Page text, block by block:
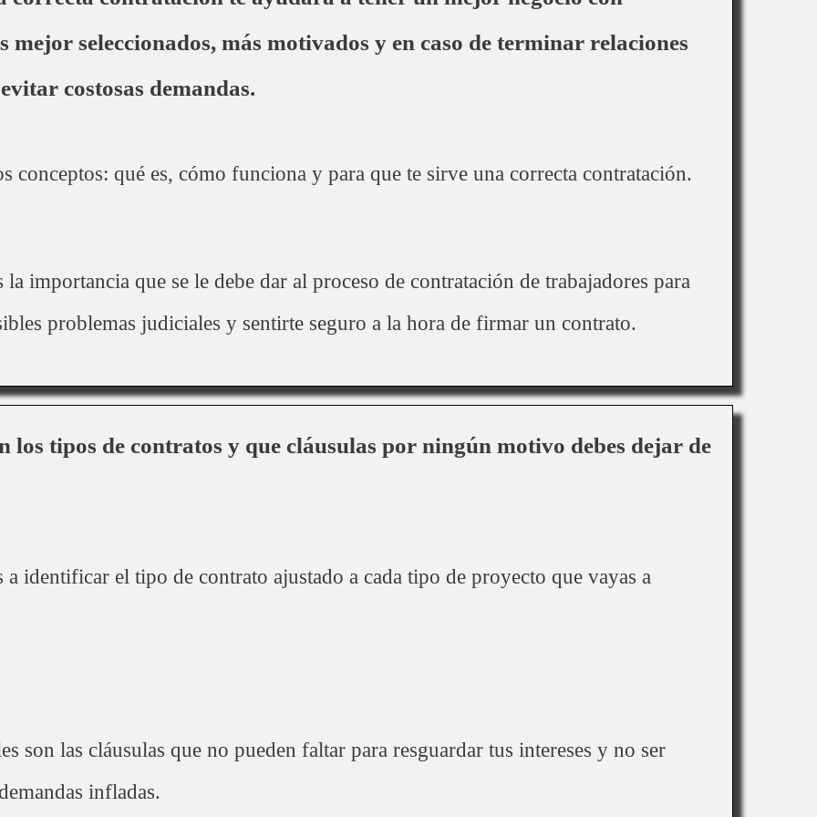
mejor seleccionados, más motivados y en caso de terminar relaciones
costosas demandas.
conceptos: qué es, cómo funciona y para que te sirve una correcta contratación.
la importancia que se le debe dar al proceso de contratación de trabajadores para
problemas judiciales y sentirte seguro a la hora de firmar un contrato.
los tipos de contratos y que cláusulas por ningún motivo debes dejar de
a identificar el tipo de contrato ajustado a cada tipo de proyecto que vayas a
son las cláusulas que no pueden faltar para resguardar tus intereses y no ser
infladas.